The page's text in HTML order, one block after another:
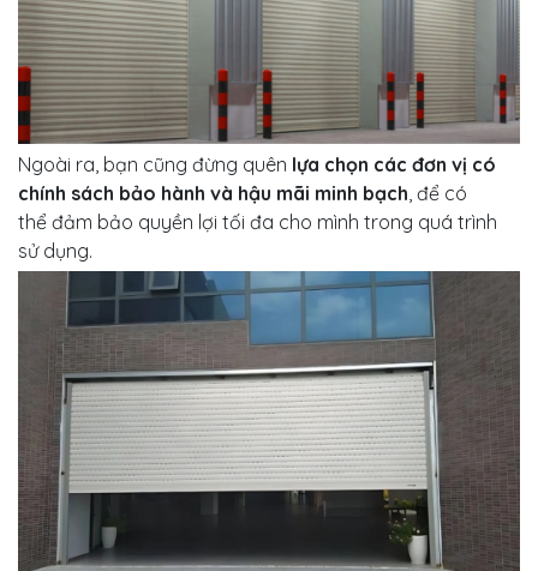
Ngoài ra, bạn cũng đừng quên lựa chọn các đơn vị có
chính sách bảo hành và hậu mãi minh bạch, để có
thể đảm bảo quyền lợi tối đa cho mình trong quá trình
sử dụng.